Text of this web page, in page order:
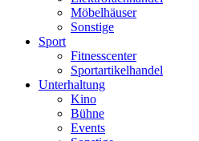
Möbelhäuser
Sonstige
Sport
Fitnesscenter
Sportartikelhandel
Unterhaltung
Kino
Bühne
Events